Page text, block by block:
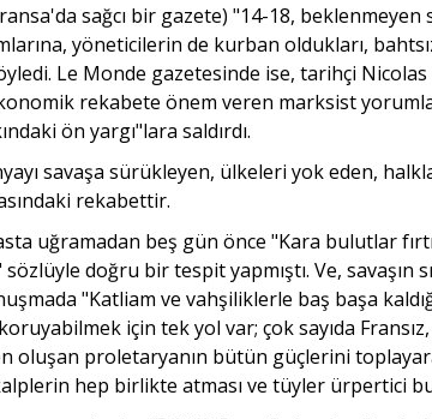
sağcı bir gazete) "14-18,
yöneticilerin de kurban oldukları,
Le Monde gazetesinde ise, tarihçi
rekabete önem veren marksist
ön yargı"lara saldırdı.
savaşa sürükleyen, ülkeleri yok eden,
rekabettir.
uğramadan beş gün önce "Kara bulutlar
sözlüyle doğru bir tespit yapmıştı. Ve, savaşın
"Katliam ve vahşiliklerle baş başa
için tek yol var; çok sayıda
oluşan proletaryanın bütün güçlerini
hep birlikte atması ve tüyler ürpertici